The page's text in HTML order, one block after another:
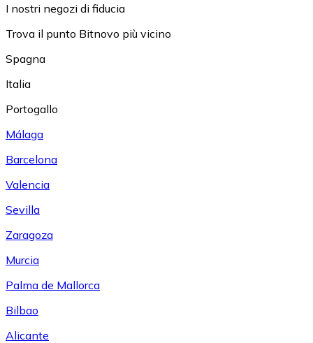
I nostri negozi di fiducia
Trova il punto Bitnovo più vicino
Spagna
Italia
Portogallo
Málaga
Barcelona
Valencia
Sevilla
Zaragoza
Murcia
Palma de Mallorca
Bilbao
Alicante